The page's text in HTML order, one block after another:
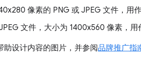
像素的 PNG 或 JPEG 文件，用
文件，大小为 1400x560 像素，用
助设计内容的图片，并参阅品牌推广指